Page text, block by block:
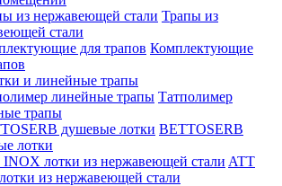
Трапы из
стали
Комплектующие
и линейные трапы
Татполимер
трапы
BETTOSERB
лотки
ATT
из нержавеющей стали